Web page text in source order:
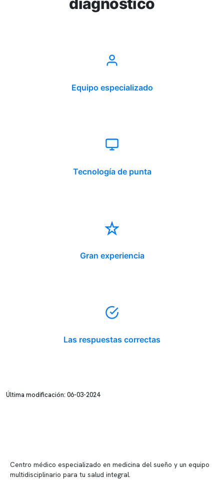
Equipo especializado
Tecnología de punta
Gran experiencia
Las respuestas correctas
Última modificación: 06-03-2024
Centro médico especializado en medicina del sueño y un equipo
multidisciplinario para tu salud integral.